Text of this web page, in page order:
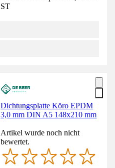
ST
Dichtungsplatte Köro EPDM
3,0 mm DIN A5 148x210 mm
Artikel wurde noch nicht
bewertet.